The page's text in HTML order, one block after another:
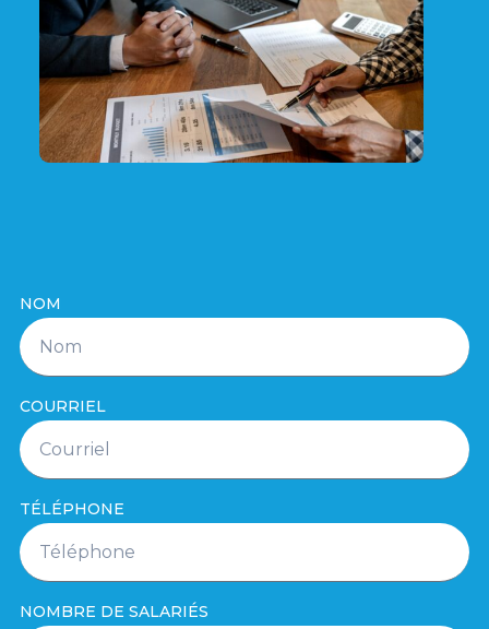
NOM
COURRIEL
TÉLÉPHONE
NOMBRE DE SALARIÉS